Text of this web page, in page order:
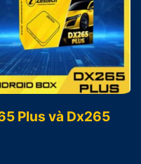
Plus và Dx265